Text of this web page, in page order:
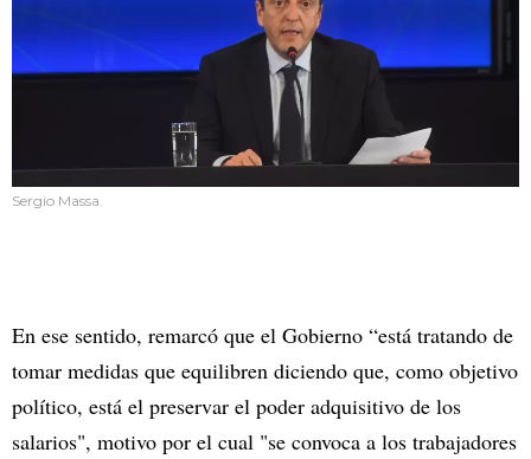
Sergio Massa.
En ese sentido, remarcó que el Gobierno “está tratando de
tomar medidas que equilibren diciendo que, como objetivo
político, está el preservar el poder adquisitivo de los
salarios", motivo por el cual "se convoca a los trabajadores